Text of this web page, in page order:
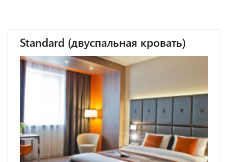
Standard (двуспальная кровать)